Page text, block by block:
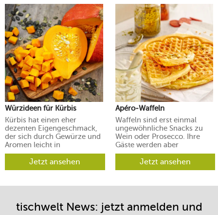
Würzideen für Kürbis
Kürbis hat einen eher
dezenten Eigengeschmack,
der sich durch Gewürze und
Aromen leicht in
verschiedene Richtungen
lenken lässt.Jetzt ansehen
Apéro-Waffeln
Waffeln sind erst einmal
ungewöhnliche Snacks zu
Wein oder Prosecco. Ihre
Gäste werden aber
begeistert sein.
Jetzt ansehen
tischwelt News: jetzt anmelden und